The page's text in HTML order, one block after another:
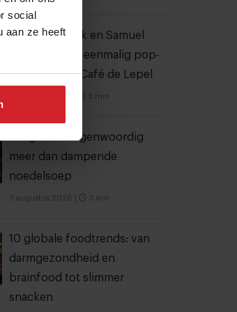
social
aan ze heeft
Joris Bijdendijk en Samuel
Levie openen eenmalig pop-
uprestaurant Café de Lepel
3 min
Bangkok is tegenwoordig
meer dan dampende
noedelsoep
3 augustus 2026 3 min
10 globale foodtrends: van
darmgezondheid en
brainfood tot slimmer
snacken